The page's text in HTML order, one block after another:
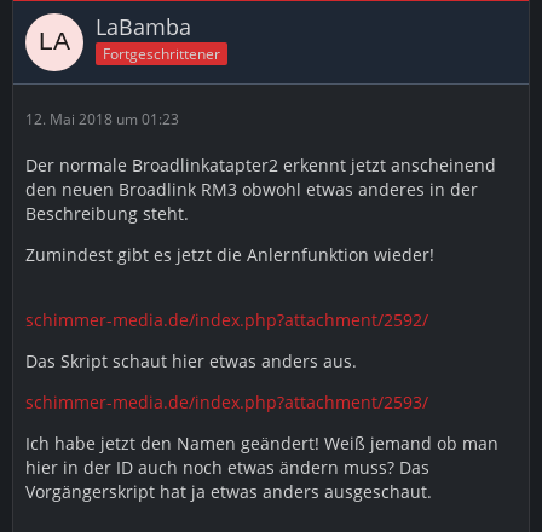
LaBamba
Fortgeschrittener
12. Mai 2018 um 01:23
Der normale Broadlinkatapter2 erkennt jetzt anscheinend
den neuen Broadlink RM3 obwohl etwas anderes in der
Beschreibung steht.
Zumindest gibt es jetzt die Anlernfunktion wieder!
schimmer-media.de/index.php?attachment/2592/
Das Skript schaut hier etwas anders aus.
schimmer-media.de/index.php?attachment/2593/
Ich habe jetzt den Namen geändert! Weiß jemand ob man
hier in der ID auch noch etwas ändern muss? Das
Vorgängerskript hat ja etwas anders ausgeschaut.